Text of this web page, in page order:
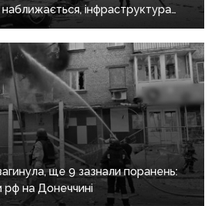
інфраструктура
ще 9 зазнали поранень:
рф на Донеччині